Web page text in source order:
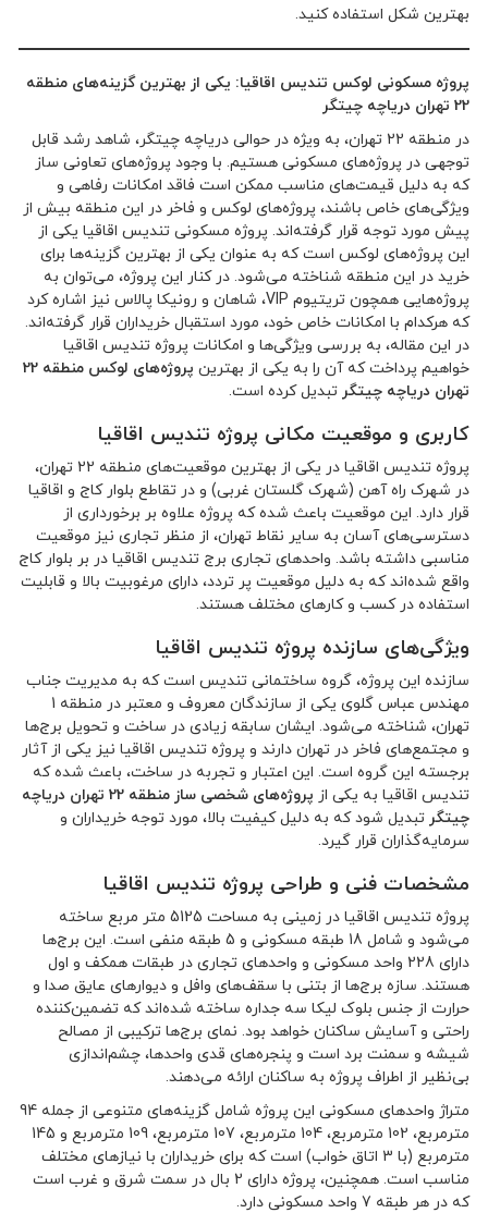
بهترین شکل استفاده کنید.
پروژه مسکونی لوکس تندیس اقاقیا: یکی از بهترین گزینه‌های منطقه
22 تهران دریاچه چیتگر
در منطقه 22 تهران، به ویژه در حوالی دریاچه چیتگر، شاهد رشد قابل
توجهی در پروژه‌های مسکونی هستیم. با وجود پروژه‌های تعاونی ساز
که به دلیل قیمت‌های مناسب ممکن است فاقد امکانات رفاهی و
ویژگی‌های خاص باشند، پروژه‌های لوکس و فاخر در این منطقه بیش از
پیش مورد توجه قرار گرفته‌اند. پروژه مسکونی تندیس اقاقیا یکی از
این پروژه‌های لوکس است که به عنوان یکی از بهترین گزینه‌ها برای
خرید در این منطقه شناخته می‌شود. در کنار این پروژه، می‌توان به
پروژه‌هایی همچون تریتیوم VIP، شاهان و رونیکا پالاس نیز اشاره کرد
که هرکدام با امکانات خاص خود، مورد استقبال خریداران قرار گرفته‌اند.
در این مقاله، به بررسی ویژگی‌ها و امکانات پروژه تندیس اقاقیا
خواهیم پرداخت که آن را به یکی از بهترین
پروژه‌های لوکس منطقه 22
تهران دریاچه چیتگرتبدیل کرده است.
کاربری و موقعیت مکانی پروژه تندیس اقاقیا
پروژه تندیس اقاقیا در یکی از بهترین موقعیت‌های منطقه 22 تهران،
در شهرک راه آهن (شهرک گلستان غربی) و در تقاطع بلوار کاج و اقاقیا
قرار دارد. این موقعیت باعث شده که پروژه علاوه بر برخورداری از
دسترسی‌های آسان به سایر نقاط تهران، از منظر تجاری نیز موقعیت
مناسبی داشته باشد. واحدهای تجاری برج تندیس اقاقیا در بر بلوار کاج
واقع شده‌اند که به دلیل موقعیت پر تردد، دارای مرغوبیت بالا و قابلیت
استفاده در کسب و کارهای مختلف هستند.
ویژگی‌های سازنده پروژه تندیس اقاقیا
سازنده این پروژه، گروه ساختمانی تندیس است که به مدیریت جناب
مهندس عباس گلوی یکی از سازندگان معروف و معتبر در منطقه 1
تهران، شناخته می‌شود. ایشان سابقه زیادی در ساخت و تحویل برج‌ها
و مجتمع‌های فاخر در تهران دارند و پروژه تندیس اقاقیا نیز یکی از آثار
برجسته این گروه است. این اعتبار و تجربه در ساخت، باعث شده که
تندیس اقاقیا به یکی از
پروژه‌های شخصی ساز منطقه 22 تهران دریاچه
چیتگرتبدیل شود که به دلیل کیفیت بالا، مورد توجه خریداران و
سرمایه‌گذاران قرار گیرد.
مشخصات فنی و طراحی پروژه تندیس اقاقیا
پروژه تندیس اقاقیا در زمینی به مساحت 5125 متر مربع ساخته
می‌شود و شامل 18 طبقه مسکونی و 5 طبقه منفی است. این برج‌ها
دارای 228 واحد مسکونی و واحدهای تجاری در طبقات همکف و اول
هستند. سازه برج‌ها از بتنی با سقف‌های وافل و دیوارهای عایق صدا و
حرارت از جنس بلوک لیکا سه جداره ساخته شده‌اند که تضمین‌کننده
راحتی و آسایش ساکنان خواهد بود. نمای برج‌ها ترکیبی از مصالح
شیشه و سمنت برد است و پنجره‌های قدی واحدها، چشم‌اندازی
بی‌نظیر از اطراف پروژه به ساکنان ارائه می‌دهند.
متراژ واحدهای مسکونی این پروژه شامل گزینه‌های متنوعی از جمله 94
مترمربع، 102 مترمربع، 104 مترمربع، 107 مترمربع، 109 مترمربع و 145
مترمربع (با 3 اتاق خواب) است که برای خریداران با نیازهای مختلف
مناسب است. همچنین، پروژه دارای 2 بال در سمت شرق و غرب است
که در هر طبقه 7 واحد مسکونی دارد.